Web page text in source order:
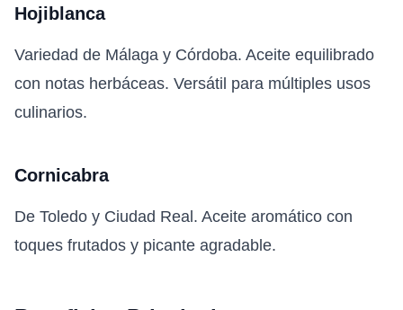
Hojiblanca
Variedad de Málaga y Córdoba. Aceite equilibrado
con notas herbáceas. Versátil para múltiples usos
culinarios.
Cornicabra
De Toledo y Ciudad Real. Aceite aromático con
toques frutados y picante agradable.